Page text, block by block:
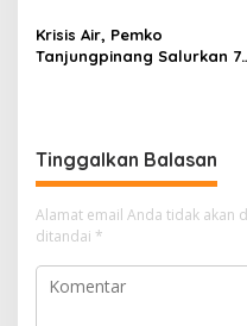
Krisis Air, Pemko
Tanjungpinang Salurkan
Tinggalkan Balasan
Alamat email Anda tidak akan
ditandai *